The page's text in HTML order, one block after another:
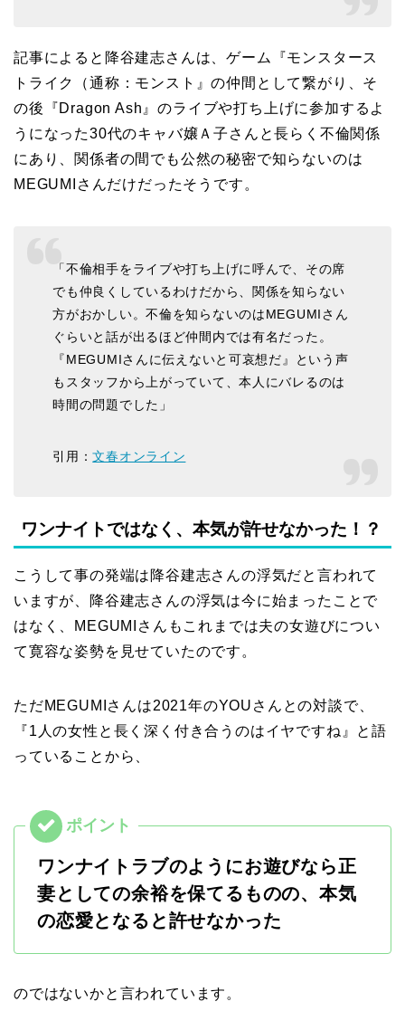
記事によると降谷建志さんは、ゲーム『モンスタース
トライク（通称：モンスト』の仲間として繋がり、そ
の後『Dragon Ash』のライブや打ち上げに参加するよ
うになった30代のキャバ嬢Ａ子さんと長らく不倫関係
にあり、関係者の間でも公然の秘密で知らないのは
MEGUMIさんだけだったそうです。
「不倫相手をライブや打ち上げに呼んで、その席
でも仲良くしているわけだから、関係を知らない
方がおかしい。不倫を知らないのはMEGUMIさん
ぐらいと話が出るほど仲間内では有名だった。
『MEGUMIさんに伝えないと可哀想だ』という声
もスタッフから上がっていて、本人にバレるのは
時間の問題でした」
引用：文春オンライン
ワンナイトではなく、本気が許せなかった！？
こうして事の発端は降谷建志さんの浮気だと言われて
いますが、降谷建志さんの浮気は今に始まったことで
はなく、MEGUMIさんもこれまでは夫の女遊びについ
て寛容な姿勢を見せていたのです。
ただMEGUMIさんは2021年のYOUさんとの対談で、
『1人の女性と長く深く付き合うのはイヤですね』と語
っていることから、
ワンナイトラブのようにお遊びなら正
妻としての余裕を保てるものの、本気
の恋愛となると許せなかった
のではないかと言われています。